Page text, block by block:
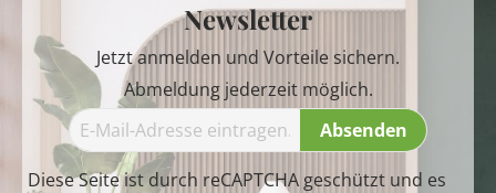
Newsletter
Jetzt anmelden und Vorteile sichern.
Abmeldung jederzeit möglich.
Absenden
Diese Seite ist durch reCAPTCHA geschützt und es